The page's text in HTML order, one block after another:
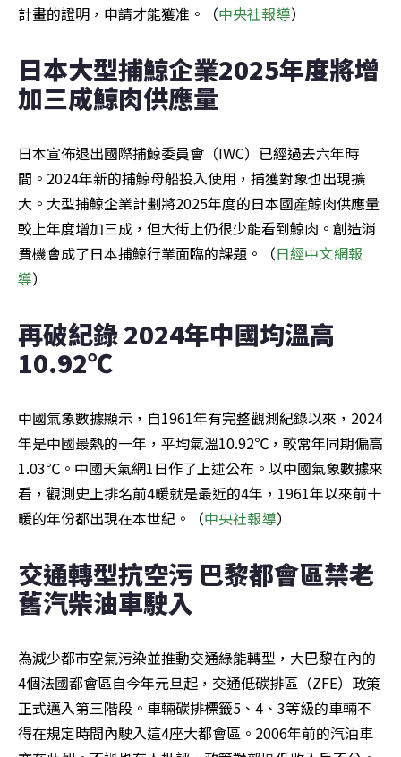
計畫的證明，申請才能獲准。（中央社報導）
日本大型捕鯨企業2025年度將增
加三成鯨肉供應量
日本宣佈退出國際捕鯨委員會（IWC）已經過去六年時
間。2024年新的捕鯨母船投入使用，捕獲對象也出現擴
大。大型捕鯨企業計劃將2025年度的日本國産鯨肉供應量
較上年度增加三成，但大街上仍很少能看到鯨肉。創造消
費機會成了日本捕鯨行業面臨的課題。（日經中文網報
導）
再破紀錄 2024年中國均溫高
10.92℃
中國氣象數據顯示，自1961年有完整觀測紀錄以來，2024
年是中國最熱的一年，平均氣溫10.92℃，較常年同期偏高
1.03℃。中國天氣網1日作了上述公布。以中國氣象數據來
看，觀測史上排名前4暖就是最近的4年，1961年以來前十
暖的年份都出現在本世紀。（中央社報導）
交通轉型抗空污 巴黎都會區禁老
舊汽柴油車駛入
為減少都市空氣污染並推動交通綠能轉型，大巴黎在內的
4個法國都會區自今年元旦起，交通低碳排區（ZFE）政策
正式邁入第三階段。車輛碳排標籤5、4、3等級的車輛不
得在規定時間內駛入這4座大都會區。2006年前的汽油車